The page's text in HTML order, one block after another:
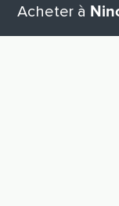
Acheter à